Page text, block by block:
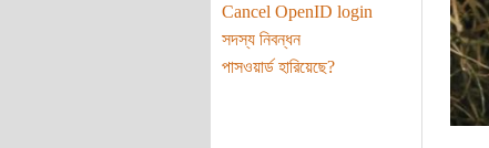
Cancel OpenID login
সদস্য নিবন্ধন
পাসওয়ার্ড হারিয়েছে?